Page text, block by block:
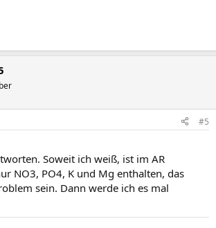
#5
Soweit ich weiß, ist im AR
NO3, PO4, K und Mg enthalten, das
sein. Dann werde ich es mal